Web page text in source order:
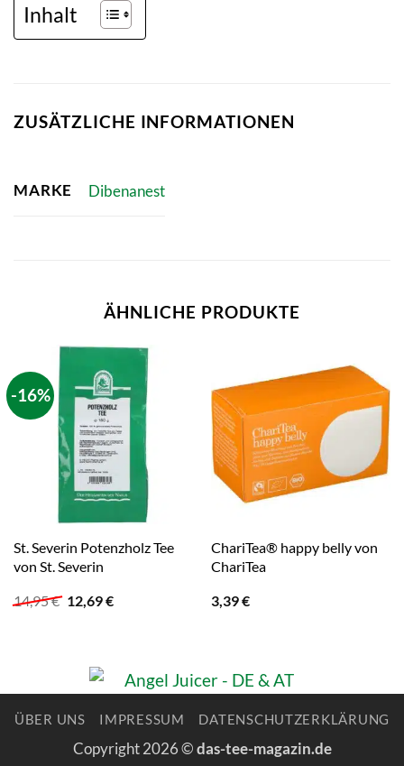
Inhalt
ZUSÄTZLICHE INFORMATIONEN
MARKE Dibenanest
ÄHNLICHE PRODUKTE
-16%
St. Severin Potenzholz Tee
von St. Severin
14,95€ Ursprünglicher
Preis
12,69€Aktueller
ChariTea® happy belly von
ChariTea
3,39€
ÜBER UNS IMPRESSUM DATENSCHUTZERKLÄRUNG
Copyright 2026 ©das-tee-magazin.de